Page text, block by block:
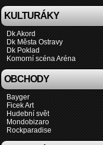
KULTURÁKY
Dk Akord
Dk Města Ostravy
Dk Poklad
Komorní scéna Aréna
OBCHODY
Bayger
Ficek Art
Hudební svět
Mondobizaro
Rockparadise